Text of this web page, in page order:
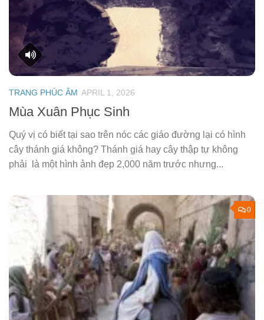
TRANG PHÚC ÂM APRIL 1, 2026
Mùa Xuân Phục Sinh
Quý vị có biết tại sao trên nóc các giáo đường lại có hình
cây thánh giá không? Thánh giá hay cây thập tự không
phải là một hình ảnh đẹp 2,000 năm trước nhưng...
0